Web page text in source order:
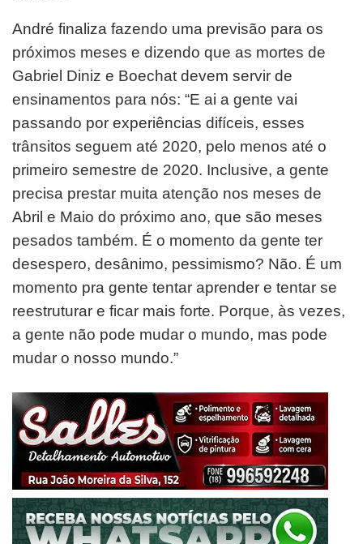
André finaliza fazendo uma previsão para os
próximos meses e dizendo que as mortes de
Gabriel Diniz e Boechat devem servir de
ensinamentos para nós: “E ai a gente vai
passando por experiências difíceis, esses
trânsitos seguem até 2020, pelo menos até o
primeiro semestre de 2020. Inclusive, a gente
precisa prestar muita atenção nos meses de
Abril e Maio do próximo ano, que são meses
pesados também. É o momento da gente ter
desespero, desânimo, pessimismo? Não. É um
momento pra gente tentar aprender e tentar se
reestruturar e ficar mais forte. Porque, às vezes,
a gente não pode mudar o mundo, mas pode
mudar o nosso mundo.”